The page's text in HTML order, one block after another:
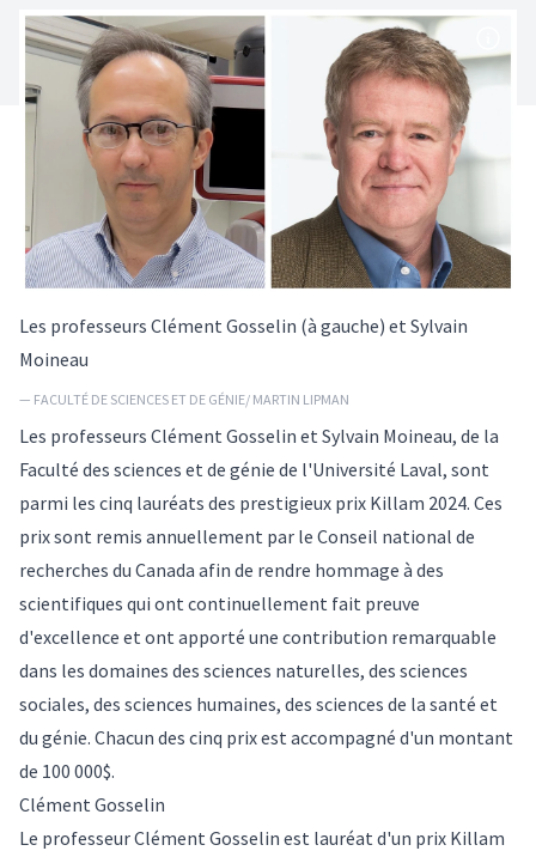
Les professeurs Clément Gosselin (à gauche) et Sylvain
Moineau
— FACULTÉ DE SCIENCES ET DE GÉNIE/ MARTIN LIPMAN
Les professeurs Clément Gosselin et Sylvain Moineau, de la
Faculté des sciences et de génie de l'Université Laval, sont
parmi les cinq lauréats des prestigieux prix Killam 2024. Ces
prix sont remis annuellement par le Conseil national de
recherches du Canada afin de rendre hommage à des
scientifiques qui ont continuellement fait preuve
d'excellence et ont apporté une contribution remarquable
dans les domaines des sciences naturelles, des sciences
sociales, des sciences humaines, des sciences de la santé et
du génie. Chacun des cinq prix est accompagné d'un montant
de 100 000$.
Clément Gosselin
Le professeur Clément Gosselin est lauréat d'un prix Killam